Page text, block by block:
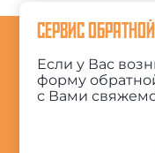
СЕРВИС
Если у Вас
форму
с Вами